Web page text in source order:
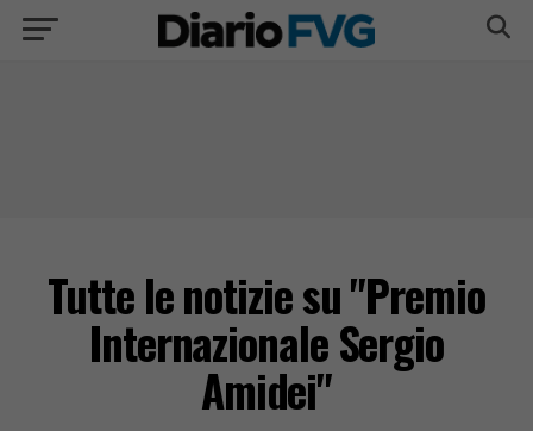
Tutte le notizie su "Premio
Internazionale Sergio
Amidei"